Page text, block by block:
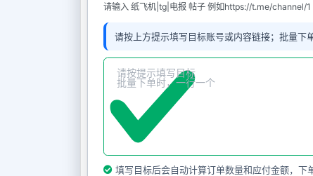
请输入 纸飞机|tg|电报 帖子 例如https://t.me/channel/1
请按上方提示填写目标账号或内容链接；批量下
填写目标后会自动计算订单数量和应付金额，下